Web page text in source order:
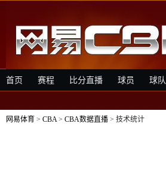
首页 赛程 比分直播 球员 球队
网易体育 > CBA> CBA数据直播 > 技术统计